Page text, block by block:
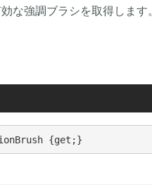
な強調ブラシを取得します。
{get;}